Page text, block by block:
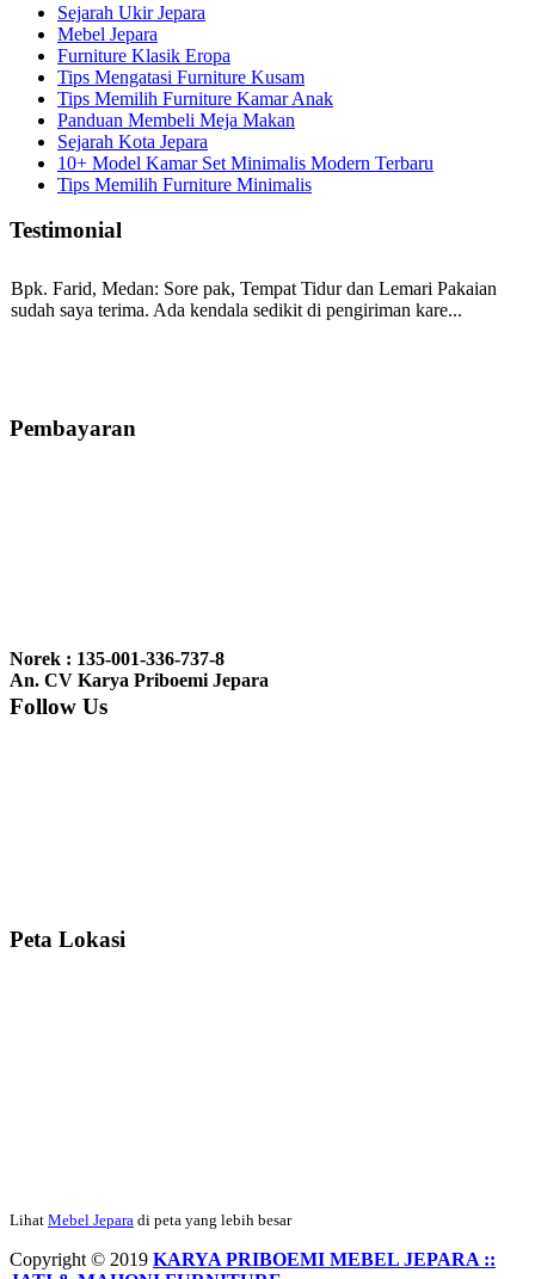
Sejarah Ukir Jepara
Mebel Jepara
Furniture Klasik Eropa
Tips Mengatasi Furniture Kusam
Tips Memilih Furniture Kamar Anak
Panduan Membeli Meja Makan
Sejarah Kota Jepara
10+ Model Kamar Set Minimalis Modern Terbaru
Tips Memilih Furniture Minimalis
Testimonial
Bpk. Farid, Medan: Sore pak, Tempat Tidur dan Lemari Pakaian
sudah saya terima. Ada kendala sedikit di pengiriman kare...
bale2 dan kursi teras saya sudah saya terima dan p...
nyesel deh beli geby...
duconya bagus pak,...
Pembayaran
Norek : 135-001-336-737-8
An. CV Karya Priboemi Jepara
Follow Us
Peta Lokasi
Lihat Mebel Jepara di peta yang lebih besar
Copyright © 2019 KARYA PRIBOEMI MEBEL JEPARA ::